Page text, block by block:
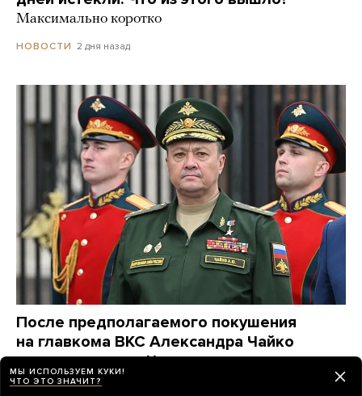
Максимально коротко
НОВОСТИ 2 дня назад
После предполагаемого покушения
на главкома ВКС Александра Чайко
прошло три дня. Что мы знаем
о случившемся?
МЫ ИСПОЛЬЗУЕМ КУКИ!
ЧТО ЭТО ЗНАЧИТ?